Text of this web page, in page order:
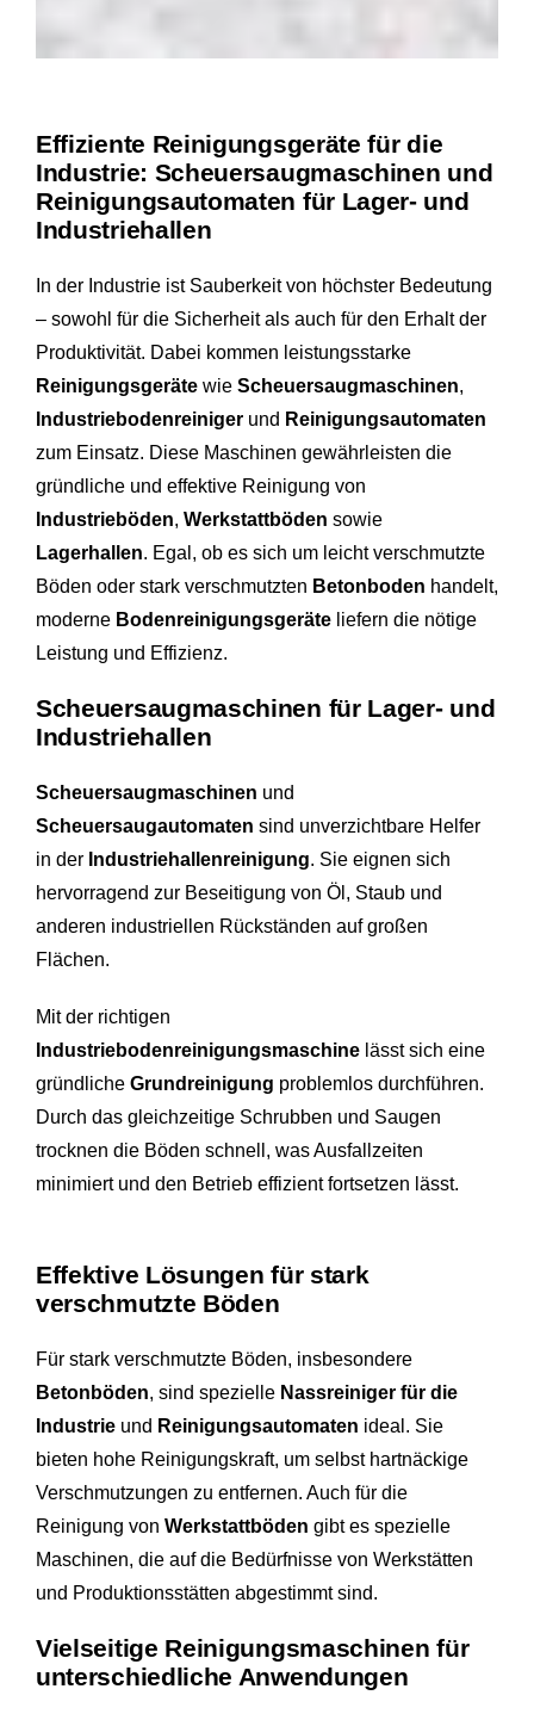
Effiziente Reinigungsgeräte für die
Industrie: Scheuersaugmaschinen und
Reinigungsautomaten für Lager- und
Industriehallen
In der Industrie ist Sauberkeit von höchster Bedeutung
– sowohl für die Sicherheit als auch für den Erhalt der
Produktivität. Dabei kommen leistungsstarke
Reinigungsgeräte wie Scheuersaugmaschinen,
Industriebodenreiniger und Reinigungsautomaten
zum Einsatz. Diese Maschinen gewährleisten die
gründliche und effektive Reinigung von
Industrieböden, Werkstattböden sowie
Lagerhallen. Egal, ob es sich um leicht verschmutzte
Böden oder stark verschmutzten Betonboden handelt,
moderne Bodenreinigungsgeräte liefern die nötige
Leistung und Effizienz.
Scheuersaugmaschinen für Lager- und
Industriehallen
Scheuersaugmaschinen und
Scheuersaugautomaten sind unverzichtbare Helfer
in der Industriehallenreinigung. Sie eignen sich
hervorragend zur Beseitigung von Öl, Staub und
anderen industriellen Rückständen auf großen
Flächen.
Mit der richtigen
Industriebodenreinigungsmaschine lässt sich eine
gründliche Grundreinigung problemlos durchführen.
Durch das gleichzeitige Schrubben und Saugen
trocknen die Böden schnell, was Ausfallzeiten
minimiert und den Betrieb effizient fortsetzen lässt.
Effektive Lösungen für stark
verschmutzte Böden
Für stark verschmutzte Böden, insbesondere
Betonböden, sind spezielle Nassreiniger für die
Industrie und Reinigungsautomaten ideal. Sie
bieten hohe Reinigungskraft, um selbst hartnäckige
Verschmutzungen zu entfernen. Auch für die
Reinigung von Werkstattböden gibt es spezielle
Maschinen, die auf die Bedürfnisse von Werkstätten
und Produktionsstätten abgestimmt sind.
Vielseitige Reinigungsmaschinen für
unterschiedliche Anwendungen